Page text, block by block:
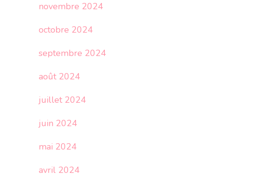
novembre 2024
octobre 2024
septembre 2024
août 2024
juillet 2024
juin 2024
mai 2024
avril 2024